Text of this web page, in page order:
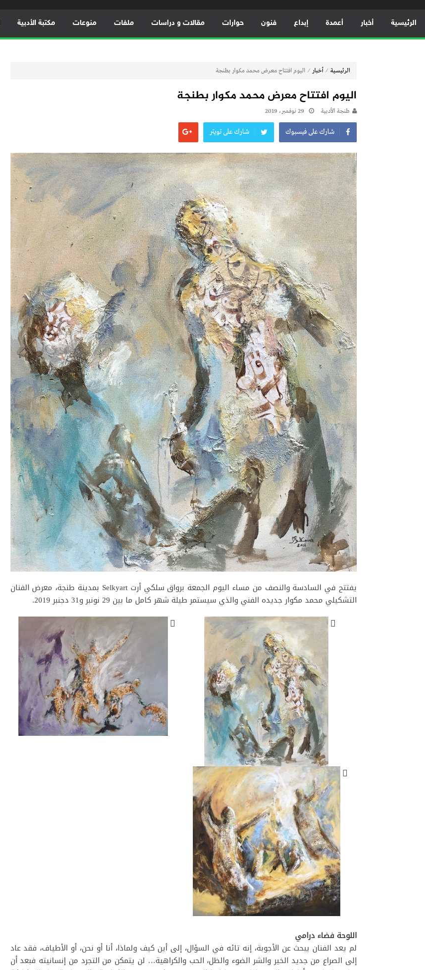
الرئيسية أخبار أعمدة إبداع فنون حوارات مقالات و دراسات ملفات منوعات مكتبة الأدبية
الرئيسية ⁄ أخبار ⁄ اليوم افتتاح معرض محمد مكوار بطنجة
اليوم افتتاح معرض محمد مكوار بطنجة
طنجة الأدبية 29 نوفمبر، 2019
شارك على فيسبوك شارك على تويتر
يفتتح في السادسة والنصف من مساء اليوم الجمعة برواق سلكي أرت Selkyart بمدينة طنجة، معرض الفنان
التشكيلي محمد مكوار جديده الفني والذي سيستمر طيلة شهر كامل ما بين 29 نونبر و31 دجنبر 2019.
اللوحة فضاء درامي
لم يعد الفنان يبحث عن الأجوبة، إنه تائه في السؤال، إلى أين كيف ولماذا، أنا أو نحن، أو الأطياف، فقد عاد
إلى الصراع من جديد الخير والشر الضوء والظل، الحب والكراهية… لن يتمكن من التجرد من إنسانيته فبعد أن